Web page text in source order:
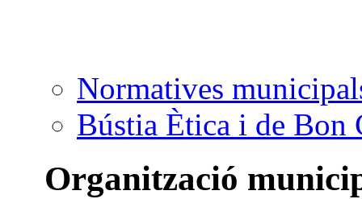
Normatives
Bústia Ètica i de Bon
Organització